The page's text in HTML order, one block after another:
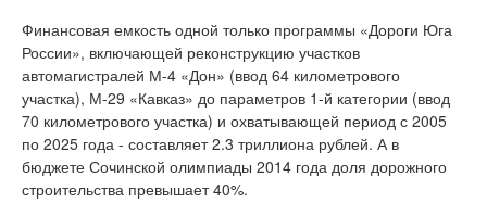
Финансовая емкость одной только программы «Дороги Юга
России», включающей реконструкцию участков
автомагистралей М-4 «Дон» (ввод 64 километрового
участка), М-29 «Кавказ» до параметров 1-й категории (ввод
70 километрового участка) и охватывающей период с 2005
по 2025 года - составляет 2.3 триллиона рублей. А в
бюджете Сочинской олимпиады 2014 года доля дорожного
строительства превышает 40%.